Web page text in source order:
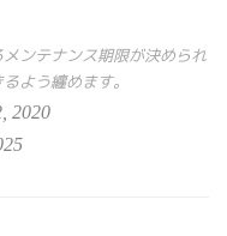
ンテナンス期限が決められ
よう纏めます。
2020